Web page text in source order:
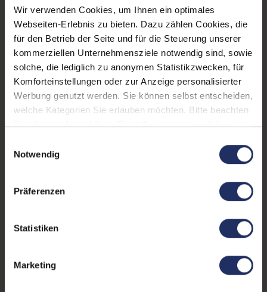
Wir verwenden Cookies, um Ihnen ein optimales
Webseiten-Erlebnis zu bieten. Dazu zählen Cookies, die
für den Betrieb der Seite und für die Steuerung unserer
kommerziellen Unternehmensziele notwendig sind, sowie
solche, die lediglich zu anonymen Statistikzwecken, für
Komforteinstellungen oder zur Anzeige personalisierter
Werbung genutzt werden. Sie können selbst entscheiden,
welche Kategorien Sie erlauben möchten. Bitte beachten
Sie, dass aufgrund Ihrer Einstellungen, womöglich nicht
Weitere Informationen finden Sie in
Notwendig
Präferenzen
Statistiken
Marketing
Tastaturbeleuchtung: Nein
Schnittstellen: 1x Bluetooth, 1x HDMI, 1x
W-LAN, 2x Thunderbolt, 3x
USB 3 Typ A
Mehr anzeigen
Displaygröße: 13,3 Zoll
LTE: Nein
Displayauflösung: 1920 x 1080 FHD
Tastaturlayout:
Deutsch (QWERTZ) ohne
Onboard-Grafik: Intel® UHD Graphics 620
Stift: